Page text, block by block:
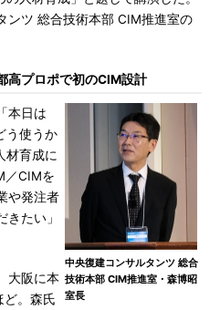
ンツ 総合技術本部 CIM推進室の
高プロポで初のCIM設計
中央復建コンサルタンツ 総合
技術本部 CIM推進室・森博昭
室長
本日は
う使うか
材育成に
／CIMを
や発注者
たい」
大阪に本
ど。森氏